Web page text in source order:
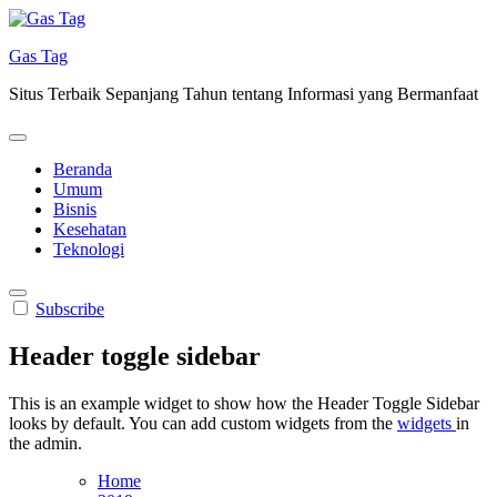
Skip
content
Gas Tag
Situs Terbaik Sepanjang Tahun tentang Informasi yang Bermanfaat
Beranda
Umum
Bisnis
Kesehatan
Teknologi
Subscribe
Header toggle sidebar
This is an example widget to show how the Header Toggle Sidebar
looks by default. You can add custom widgets from the widgets in
the admin.
Home